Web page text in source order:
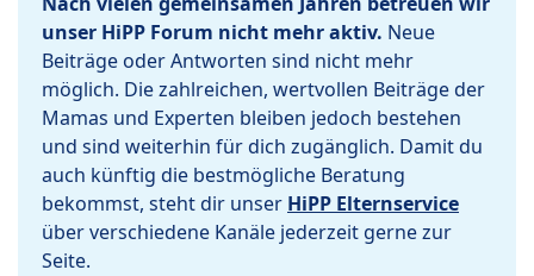
unser HiPP Forum nicht mehr aktiv. Neue
Beiträge oder Antworten sind nicht mehr
möglich. Die zahlreichen, wertvollen Beiträge der
Mamas und Experten bleiben jedoch bestehen
und sind weiterhin für dich zugänglich. Damit du
auch künftig die bestmögliche Beratung
bekommst, steht dir unser HiPP Elternservice
über verschiedene Kanäle jederzeit gerne zur
Seite.